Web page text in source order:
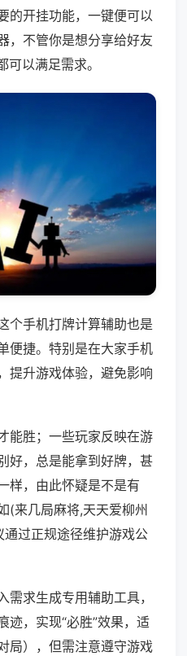
的开挂功能，一键便可以
，不管你是想分享给好友
以满足需求。
个手机打牌计算辅助也是
便捷。特别是在大家手机
提升游戏体验，避免影响
能胜；一些玩家反映在游
好，总是能拿到好牌，甚
样，由此怀疑是不是有
(来几局麻将,天天爱柳州
过正规途径维护游戏公
需求生成专用辅助工具，
迹，实现“必胜”效果，适
局），但需注意遵守游戏